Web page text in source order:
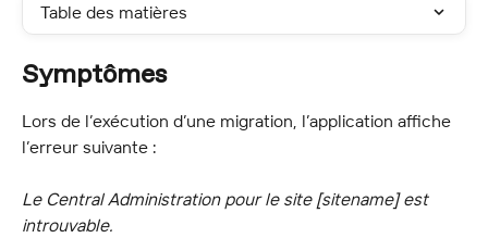
Table des matières
Symptômes
Lors de l’exécution d’une migration, l’application affiche
l’erreur suivante :
Le Central Administration pour le site [sitename] est
introuvable.